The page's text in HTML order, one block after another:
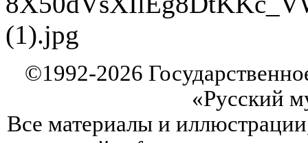
©1992-2026
«Русский
Все материалы и